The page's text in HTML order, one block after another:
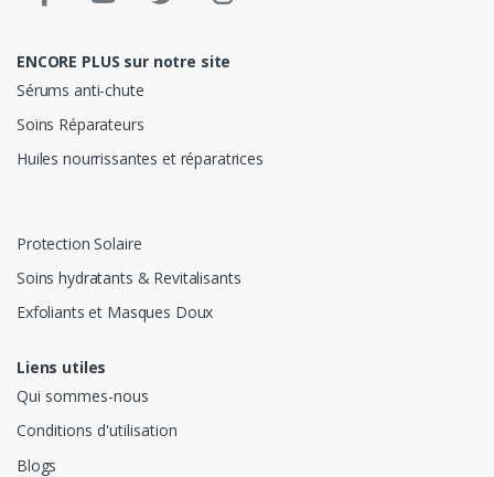
ENCORE PLUS sur notre site
Sérums anti-chute
Soins Réparateurs
Huiles nourrissantes et réparatrices
Protection Solaire
Soins hydratants & Revitalisants
Exfoliants et Masques Doux
Liens utiles
Qui sommes-nous
Conditions d'utilisation
Blogs